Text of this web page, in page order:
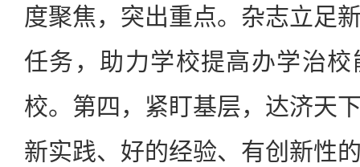
度聚焦，突出重点。杂志立足
任务，助力学校提高办学治
校。第四，紧盯基层，达济天
新实践、好的经验、有创新性